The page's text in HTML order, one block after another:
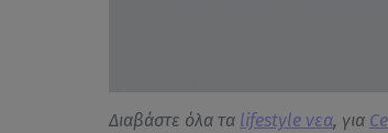
Διαβάστε όλα τα lifestyle νεα, για